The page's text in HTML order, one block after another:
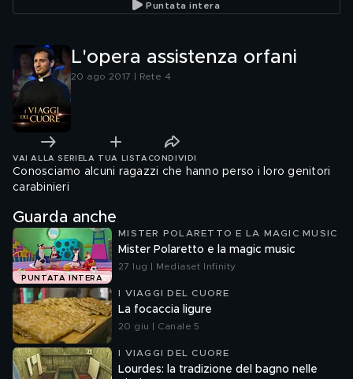
Puntata intera
L'opera assistenza orfani
20 ago 2017 | Rete 4
VAI ALLA SERIE LA TUA LISTA CONDIVIDI
Conosciamo alcuni ragazzi che hanno perso i loro genitori
carabinieri
Guarda anche
PUNTATA INTERA
MISTER POLARETTO E LA MAGIC MUSIC
Mister Polaretto e la magic music
27 lug | Mediaset Infinity
I VIAGGI DEL CUORE
La focaccia ligure
20 giu | Canale 5
I VIAGGI DEL CUORE
Lourdes: la tradizione del bagno nelle